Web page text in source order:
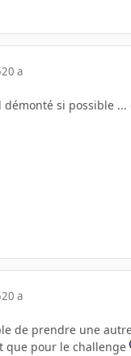
20 a
si possible
20 a
de prendre une
que pour le challenge